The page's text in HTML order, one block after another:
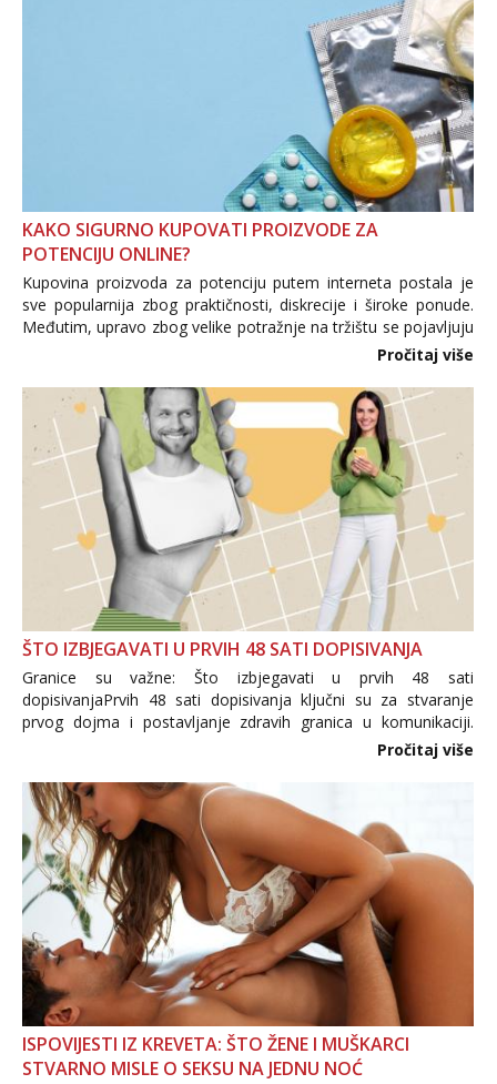
KAKO SIGURNO KUPOVATI PROIZVODE ZA
POTENCIJU ONLINE?
Kupovina proizvoda za potenciju putem interneta postala je
sve popularnija zbog praktičnosti, diskrecije i široke ponude.
Međutim, upravo zbog velike potražnje na tržištu se pojavljuju
i brojni krivotvoreni proizvodi, nepouzdane internetske
Pročitaj više
ŠTO IZBJEGAVATI U PRVIH 48 SATI DOPISIVANJA
Granice su važne: Što izbjegavati u prvih 48 sati
dopisivanjaPrvih 48 sati dopisivanja ključni su za stvaranje
prvog dojma i postavljanje zdravih granica u komunikaciji.
Važno je izbjeći prebrzo otkrivanje osobnih ili intimnih
informacija, jer nepoznata osoba još nije zaslužila to
povjerenje. Takođe...
Pročitaj više
ISPOVIJESTI IZ KREVETA: ŠTO ŽENE I MUŠKARCI
STVARNO MISLE O SEKSU NA JEDNU NOĆ